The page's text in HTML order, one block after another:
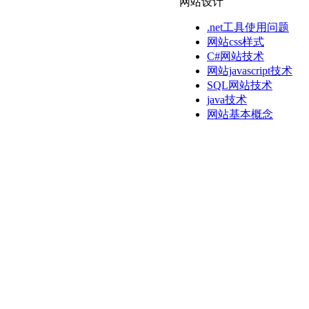
.net工具使用问题
网站css样式
C#网站技术
网站javascript技术
SQL网站技术
java技术
网站基本概念